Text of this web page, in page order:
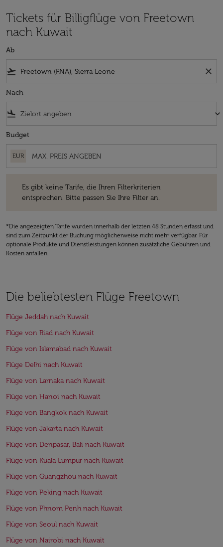
Tickets für Billigflüge von Freetown
nach Kuwait
Ab
flight_takeoff close
Nach
flight_land keyboard_arrow_down
Budget
EUR
Es gibt keine Tarife, die Ihren Filterkriterien
entsprechen. Bitte passen Sie Ihre Filter an.
*Die angezeigten Tarife wurden innerhalb der letzten 48 Stunden erfasst und
sind zum Zeitpunkt der Buchung möglicherweise nicht mehr verfügbar. Für
optionale Produkte und Dienstleistungen können zusätzliche Gebühren und
Kosten anfallen.
Die beliebtesten Flüge Freetown
Flüge Jeddah nach Kuwait
Flüge von Riad nach Kuwait
Flüge von Islamabad nach Kuwait
Flüge Delhi nach Kuwait
Flüge von Larnaka nach Kuwait
Flüge von Hanoi nach Kuwait
Flüge von Bangkok nach Kuwait
Flüge von Jakarta nach Kuwait
Flüge von Denpasar, Bali nach Kuwait
Flüge von Kuala Lumpur nach Kuwait
Flüge von Guangzhou nach Kuwait
Flüge von Peking nach Kuwait
Flüge von Phnom Penh nach Kuwait
Flüge von Seoul nach Kuwait
Flüge von Nairobi nach Kuwait